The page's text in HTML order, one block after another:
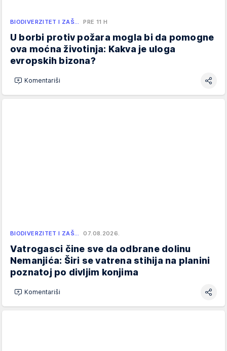
BIODIVERZITET I ZAŠ… PRE 11 H
U borbi protiv požara mogla bi da pomogne
ova moćna životinja: Kakva je uloga
evropskih bizona?
Komentariši
BIODIVERZITET I ZAŠ… 07.08.2026.
Vatrogasci čine sve da odbrane dolinu
Nemanjića: Širi se vatrena stihija na planini
poznatoj po divljim konjima
Komentariši